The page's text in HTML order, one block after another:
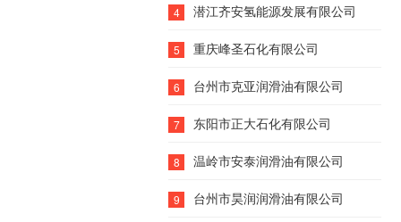
4 潜江齐安氢能源发展有限公司
5 重庆峰圣石化有限公司
6 台州市克亚润滑油有限公司
7 东阳市正大石化有限公司
8 温岭市安泰润滑油有限公司
9 台州市昊润润滑油有限公司